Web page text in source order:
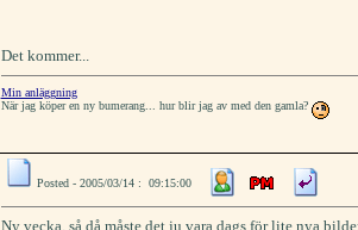
Det kommer...
Min anläggning
När jag köper en ny bumerang... hur blir jag av med den gamla?
Posted - 2005/03/14 : 09:15:00
Ny vecka, så då måste det ju vara dags för lite nya